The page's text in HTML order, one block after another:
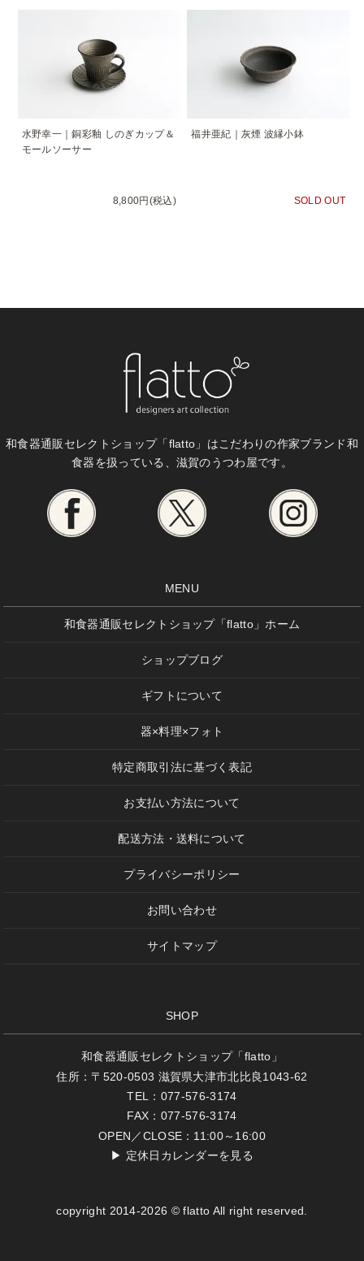
水野幸一｜銅彩釉 しのぎカップ＆
モールソーサー
8,800円(税込)
福井亜紀｜灰煙 波縁小鉢
SOLD OUT
和食器通販セレクトショップ「flatto」はこだわりの作家ブランド和
食器を扱っている、滋賀のうつわ屋です。
MENU
和食器通販セレクトショップ「flatto」ホーム
ショップブログ
ギフトについて
器×料理×フォト
特定商取引法に基づく表記
お支払い方法について
配送方法・送料について
プライバシーポリシー
お問い合わせ
サイトマップ
SHOP
和食器通販セレクトショップ「flatto」
住所：〒520-0503 滋賀県大津市北比良1043-62
TEL：077-576-3174
FAX：077-576-3174
OPEN／CLOSE：11:00～16:00
▶ 定休日カレンダーを見る
copyright 2014-2026 © flatto All right reserved.